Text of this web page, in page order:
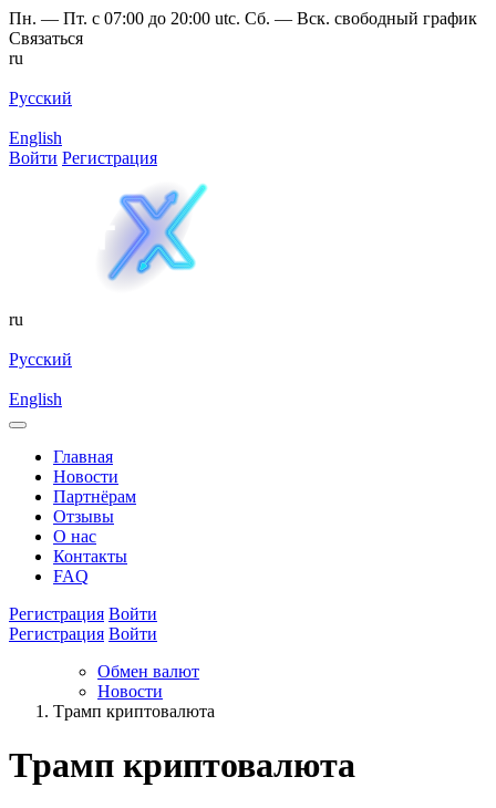
Пн. — Пт. с 07:00 до 20:00 utc. Сб. — Вск. свободный график
Связаться
ru
Русский
English
Войти Регистрация
ru
Русский
English
Главная
Новости
Партнёрам
Отзывы
О нас
Контакты
FAQ
Регистрация Войти
Регистрация Войти
Обмен валют
Новости
Tрамп криптовалюта
Tрамп криптовалюта